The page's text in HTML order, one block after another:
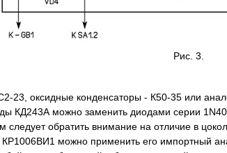
Рис. 3.
23, оксидные конденсаторы - К50-35 или
КД243А можно заменить диодами серии
следует обратить внимание на отличие в
можно применить его импортный